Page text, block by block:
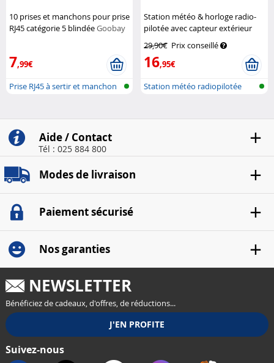
10 prises et manchons pour prise
RJ45 catégorie 5 blindéeGoobay
7,99€
Prise RJ45 à sertir et manchon
Station météo & horloge radio-
pilotée avec capteur extérieur
29,90€ Prix conseillé
16,95€
Station météo radiopilotée
Aide / Contact
Tél : 025 884 800
Modes de livraison
Paiement sécurisé
Nos garanties
NEWSLETTER
Bénéficiez de cadeaux, d'offres, de réductions...
Suivez-nous